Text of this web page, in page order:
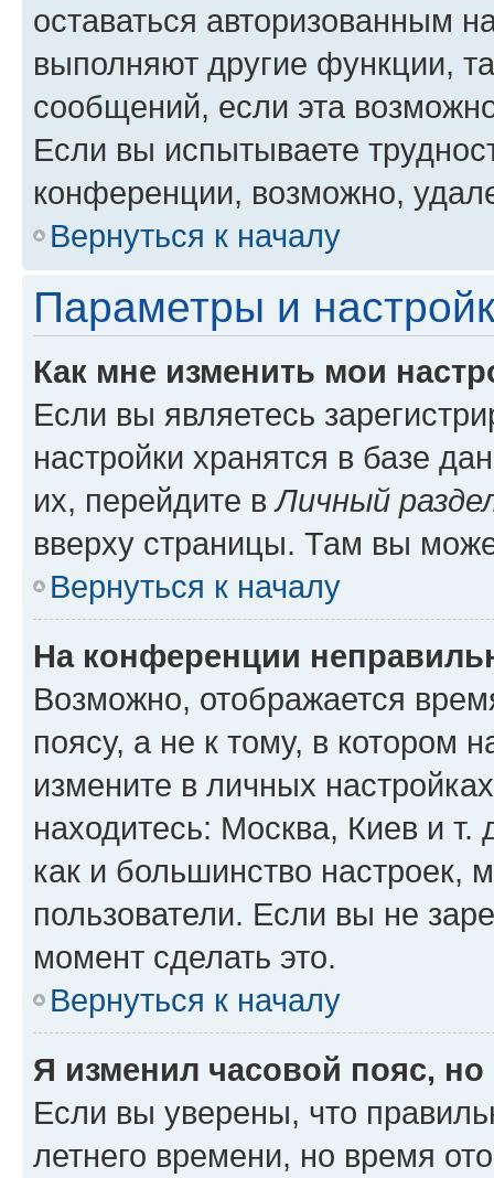
оставаться авторизованным
выполняют другие функции,
сообщений, если эта
Если вы испытываете
конференции, возможно,
Вернуться к началу
Параметры и
Как мне изменить мои
Если вы являетесь
настройки хранятся в базе
их, перейдите вЛичный
вверху страницы. Там вы
Вернуться к началу
На конференции
Возможно, отображается
поясу, а не к тому, в котором
измените в личных
находитесь: Москва, Киев и т.
как и большинство настроек,
пользователи. Если вы не
момент сделать это.
Вернуться к началу
Я изменил часовой пояс,
Если вы уверены, что
летнего времени, но время